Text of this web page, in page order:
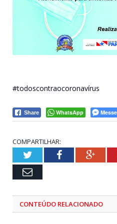
#todoscontraocoronavírus
Share WhatsApp
COMPARTILHAR:
TwitterFacebook
Email
CONTEÚDO RELACIONADO